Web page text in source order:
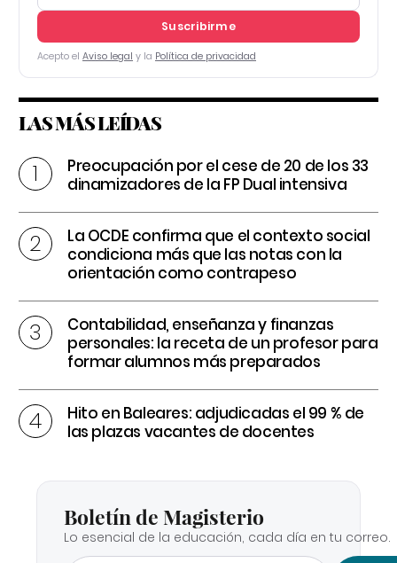
Suscribirme
Acepto el Aviso legal y la Política de privacidad
LAS MÁS LEÍDAS
Preocupación por el cese de 20 de los 33
dinamizadores de la FP Dual intensiva
La OCDE confirma que el contexto social
condiciona más que las notas con la
orientación como contrapeso
Contabilidad, enseñanza y finanzas
personales: la receta de un profesor para
formar alumnos más preparados
Hito en Baleares: adjudicadas el 99 % de
las plazas vacantes de docentes
Boletín de Magisterio
Lo esencial de la educación, cada día en tu correo.